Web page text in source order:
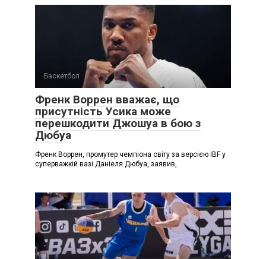
Баскетбол
Френк Воррен вважає, що
присутність Усика може
перешкодити Джошуа в бою з
Дюбуа
Френк Воррен, промутер чемпіона світу за версією IBF у
суперважкій вазі Даніеля Дюбуа, заявив,